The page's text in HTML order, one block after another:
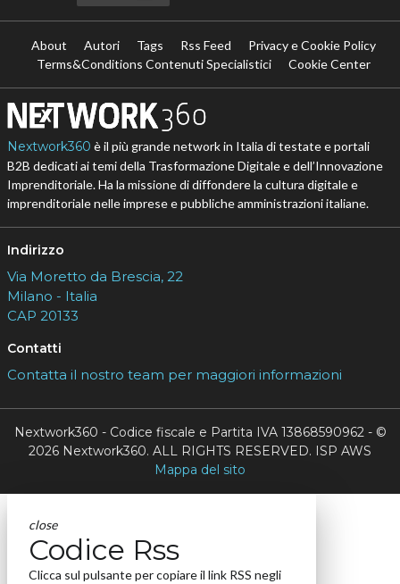
About Autori Tags Rss Feed
Privacy e Cookie Policy
Terms&Conditions Contenuti Specialistici
Cookie Center
Nextwork360 è il più grande network in Italia di testate e portali
B2B dedicati ai temi della Trasformazione Digitale e dell’Innovazione
Imprenditoriale. Ha la missione di diffondere la cultura digitale e
imprenditoriale nelle imprese e pubbliche amministrazioni italiane.
Indirizzo
Via Moretto da Brescia, 22
Milano - Italia
CAP 20133
Contatti
Contatta il nostro team per maggiori informazioni
Nextwork360 - Codice fiscale e Partita IVA 13868590962 - ©
2026 Nextwork360. ALL RIGHTS RESERVED. ISP AWS
Mappa del sito
close
Codice Rss
Clicca sul pulsante per copiare il link RSS negli